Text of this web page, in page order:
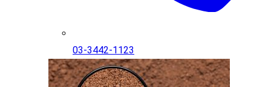
03-3442-1123